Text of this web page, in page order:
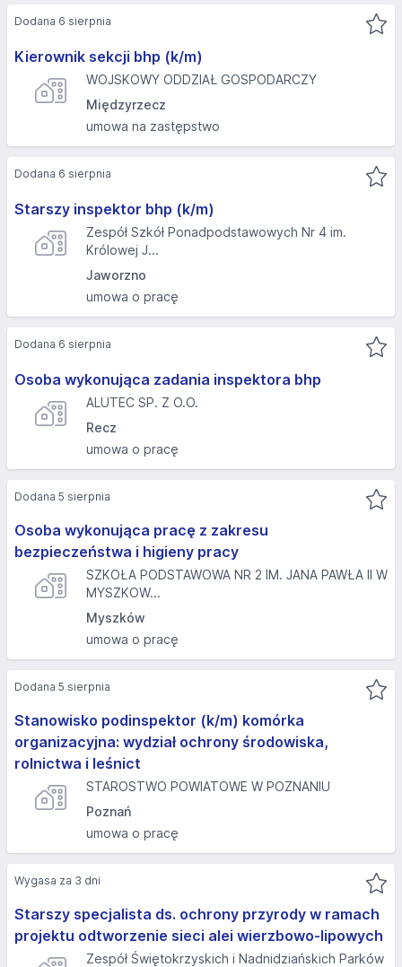
Kierownik sekcji bhp (k/m)
WOJSKOWY ODDZIAŁ GOSPODARCZY
Międzyrzecz
umowa na zastępstwo
Dodana 6 sierpnia
Starszy inspektor bhp (k/m)
Zespół Szkół Ponadpodstawowych Nr 4 im.
Królowej J...
Jaworzno
umowa o pracę
Dodana 6 sierpnia
Osoba wykonująca zadania inspektora bhp
ALUTEC SP. Z O.O.
Recz
umowa o pracę
Dodana 6 sierpnia
Osoba wykonująca pracę z zakresu
bezpieczeństwa i higieny pracy
SZKOŁA PODSTAWOWA NR 2 IM. JANA PAWŁA II W
MYSZKOW...
Myszków
umowa o pracę
Dodana 5 sierpnia
Stanowisko podinspektor (k/m) komórka
organizacyjna: wydział ochrony środowiska,
rolnictwa i leśnict
STAROSTWO POWIATOWE W POZNANIU
Poznań
umowa o pracę
Dodana 5 sierpnia
Starszy specjalista ds. ochrony przyrody w ramach
projektu odtworzenie sieci alei wierzbowo-lipowych
Zespół Świętokrzyskich i Nadnidziańskich Parków
Wygasa za 3 dni